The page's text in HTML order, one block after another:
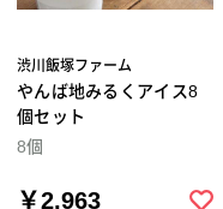
渋川飯塚ファーム
やんば地みるくアイス8
個セット
8個
￥2,963